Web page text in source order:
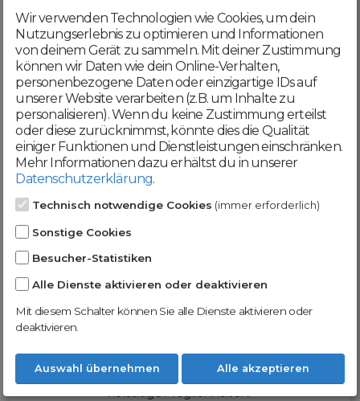
Mit deiner Registrierung bestätigst du,
dass du dieAGBund
Datenschutzerklärung akzeptierst
Weiter
Werde jetzt Teil der
DomainCatcher-
Community!
Nutze unsere Erfahrung und profitiere
erleichtern wir dir den
Domainhandel und bieten dir
vielseitige Möglichkeiten.
Wir verwenden Technologien wie Cookies, um dein
Nutzungserlebnis zu optimieren und Informationen
von deinem Gerät zu sammeln. Mit deiner Zustimmung
können wir Daten wie dein Online-Verhalten,
personenbezogene Daten oder einzigartige IDs auf
unserer Website verarbeiten (z.B. um Inhalte zu
personalisieren). Wenn du keine Zustimmung erteilst
oder diese zurücknimmst, könnte dies die Qualität
einiger Funktionen und Dienstleistungen einschränken.
Mehr Informationen dazu erhältst du in unserer
Datenschutzerklärung.
Technisch notwendige Cookies (immer erforderlich)
Sonstige Cookies
Besucher-Statistiken
Alle Dienste aktivieren oder deaktivieren
Mit diesem Schalter können Sie alle Dienste aktivieren oder
deaktivieren.
Auswahl übernehmen Alle akzeptieren